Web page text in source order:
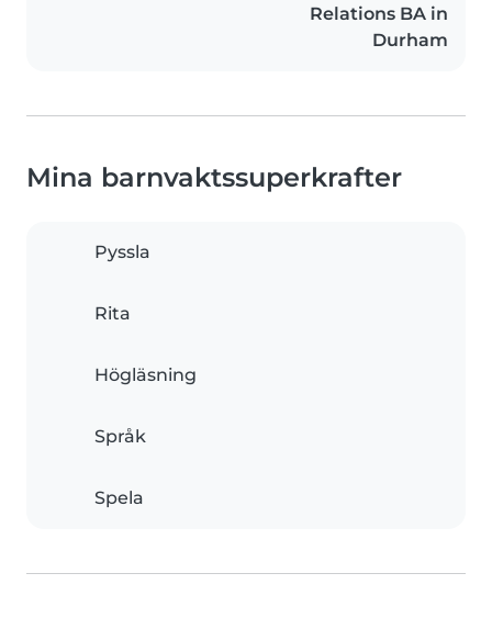
Relations BA in
Durham
Mina barnvaktssuperkrafter
Pyssla
Rita
Högläsning
Språk
Spela